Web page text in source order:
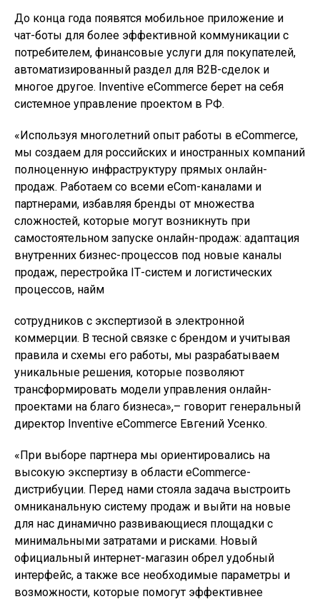
До конца года появятся мобильное приложение и
чат-боты для более эффективной коммуникации с
потребителем, финансовые услуги для покупателей,
автоматизированный раздел для B2B-сделок и
многое другое. Inventive eCommerce берет на себя
системное управление проектом в РФ.
«Используя многолетний опыт работы в eCommerce,
мы создаем для российских и иностранных компаний
полноценную инфраструктуру прямых онлайн-
продаж. Работаем со всеми eCom-каналами и
партнерами, избавляя бренды от множества
сложностей, которые могут возникнуть при
самостоятельном запуске онлайн-продаж: адаптация
внутренних бизнес-процессов под новые каналы
продаж, перестройка IТ-систем и логистических
процессов, найм
сотрудников с экспертизой в электронной
коммерции. В тесной связке с брендом и учитывая
правила и схемы его работы, мы разрабатываем
уникальные решения, которые позволяют
трансформировать модели управления онлайн-
проектами на благо бизнеса»,– говорит генеральный
директор Inventive eCommerce Евгений Усенко.
«При выборе партнера мы ориентировались на
высокую экспертизу в области eCommerce-
дистрибуции. Перед нами стояла задача выстроить
омниканальную систему продаж и выйти на новые
для нас динамично развивающиеся площадки с
минимальными затратами и рисками. Новый
официальный интернет-магазин обрел удобный
интерфейс, а также все необходимые параметры и
возможности, которые помогут эффективнее